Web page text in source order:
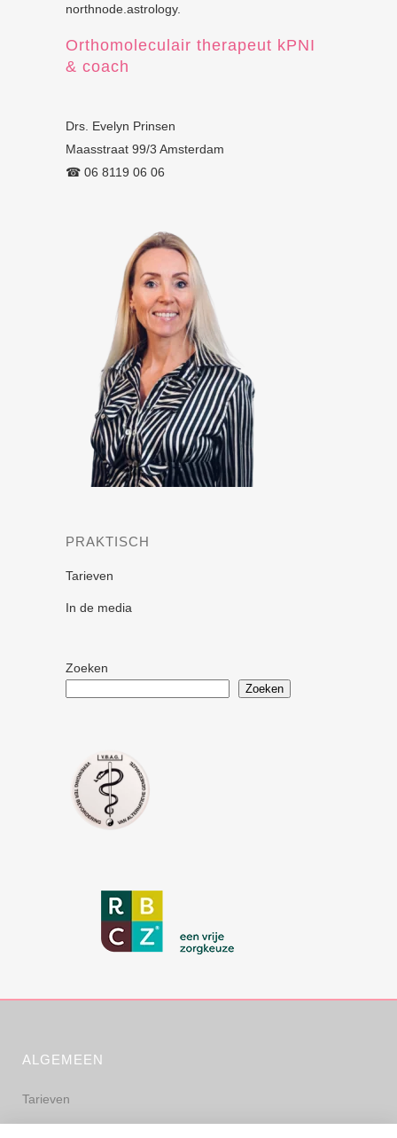
northnode.astrology.
Orthomoleculair therapeut kPNI
& coach
Drs. Evelyn Prinsen
Maasstraat 99/3 Amsterdam
☎︎ 06 8119 06 06
PRAKTISCH
Tarieven
In de media
Zoeken
Zoeken
ALGEMEEN
Tarieven